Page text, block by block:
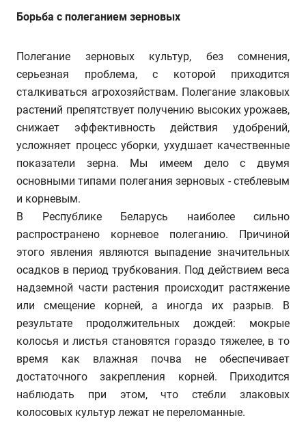
Борьба с полеганием зерновых
Полегание зерновых культур, без сомнения,
серьезная проблема, с которой приходится
сталкиваться агрохозяйствам. Полегание злаковых
растений препятствует получению высоких урожаев,
снижает эффективность действия удобрений,
усложняет процесс уборки, ухудшает качественные
показатели зерна. Мы имеем дело с двумя
основными типами полегания зерновых - стеблевым
и корневым.
В Республике Беларусь наиболее сильно
распространено корневое полеганию. Причиной
этого явления являются выпадение значительных
осадков в период трубкования. Под действием веса
надземной части растения происходит растяжение
или смещение корней, а иногда их разрыв. В
результате продолжительных дождей: мокрые
колосья и листья становятся гораздо тяжелее, в то
время как влажная почва не обеспечивает
достаточного закрепления корней. Приходится
наблюдать при этом, что стебли злаковых
колосовых культур лежат не переломанные.